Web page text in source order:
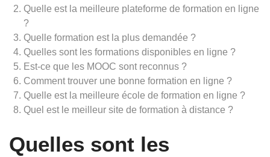
Quelle est la meilleure plateforme de formation en ligne
?
Quelle formation est la plus demandée ?
Quelles sont les formations disponibles en ligne ?
Est-ce que les MOOC sont reconnus ?
Comment trouver une bonne formation en ligne ?
Quelle est la meilleure école de formation en ligne ?
Quel est le meilleur site de formation à distance ?
Quelles sont les